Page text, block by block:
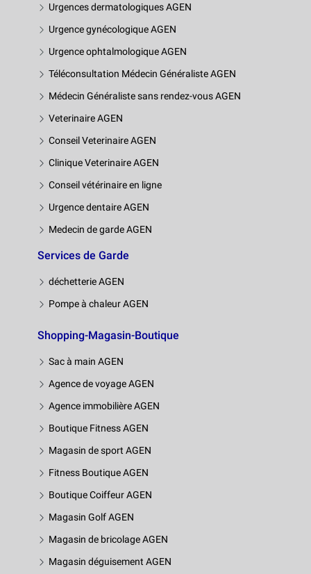
Urgences dermatologiques AGEN
Urgence gynécologique AGEN
Urgence ophtalmologique AGEN
Téléconsultation Médecin Généraliste AGEN
Médecin Généraliste sans rendez-vous AGEN
Veterinaire AGEN
Conseil Veterinaire AGEN
Clinique Veterinaire AGEN
Conseil vétérinaire en ligne
Urgence dentaire AGEN
Medecin de garde AGEN
Services de Garde
déchetterie AGEN
Pompe à chaleur AGEN
Shopping-Magasin-Boutique
Sac à main AGEN
Agence de voyage AGEN
Agence immobilière AGEN
Boutique Fitness AGEN
Magasin de sport AGEN
Fitness Boutique AGEN
Boutique Coiffeur AGEN
Magasin Golf AGEN
Magasin de bricolage AGEN
Magasin déguisement AGEN